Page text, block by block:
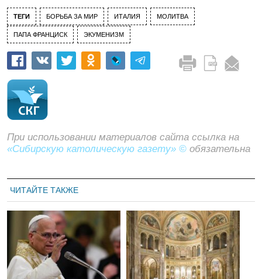
ТЕГИ БОРЬБА ЗА МИР ИТАЛИЯ МОЛИТВА
ПАПА ФРАНЦИСК ЭКУМЕНИЗМ
При использовании материалов сайта ссылка на
«Сибирскую католическую газету» © обязательна
ЧИТАЙТЕ ТАКЖЕ